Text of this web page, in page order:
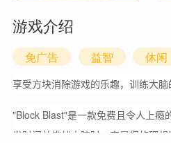
游戏介绍
免广告 益智 休闲
享受方块消除游戏的乐趣，训练大脑
"Block Blast"是一款免费且令人上瘾
发时间并挑战大脑时，它是您的理